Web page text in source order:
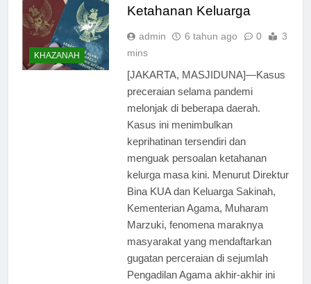
KHAZANAH
Ketahanan Keluarga
admin 6 tahun ago 0
3
mins
[JAKARTA, MASJIDUNA]—Kasus
preceraian selama pandemi
melonjak di beberapa daerah.
Kasus ini menimbulkan
keprihatinan tersendiri dan
menguak persoalan ketahanan
kelurga masa kini. Menurut Direktur
Bina KUA dan Keluarga Sakinah,
Kementerian Agama, Muharam
Marzuki, fenomena maraknya
masyarakat yang mendaftarkan
gugatan perceraian di sejumlah
Pengadilan Agama akhir-akhir ini